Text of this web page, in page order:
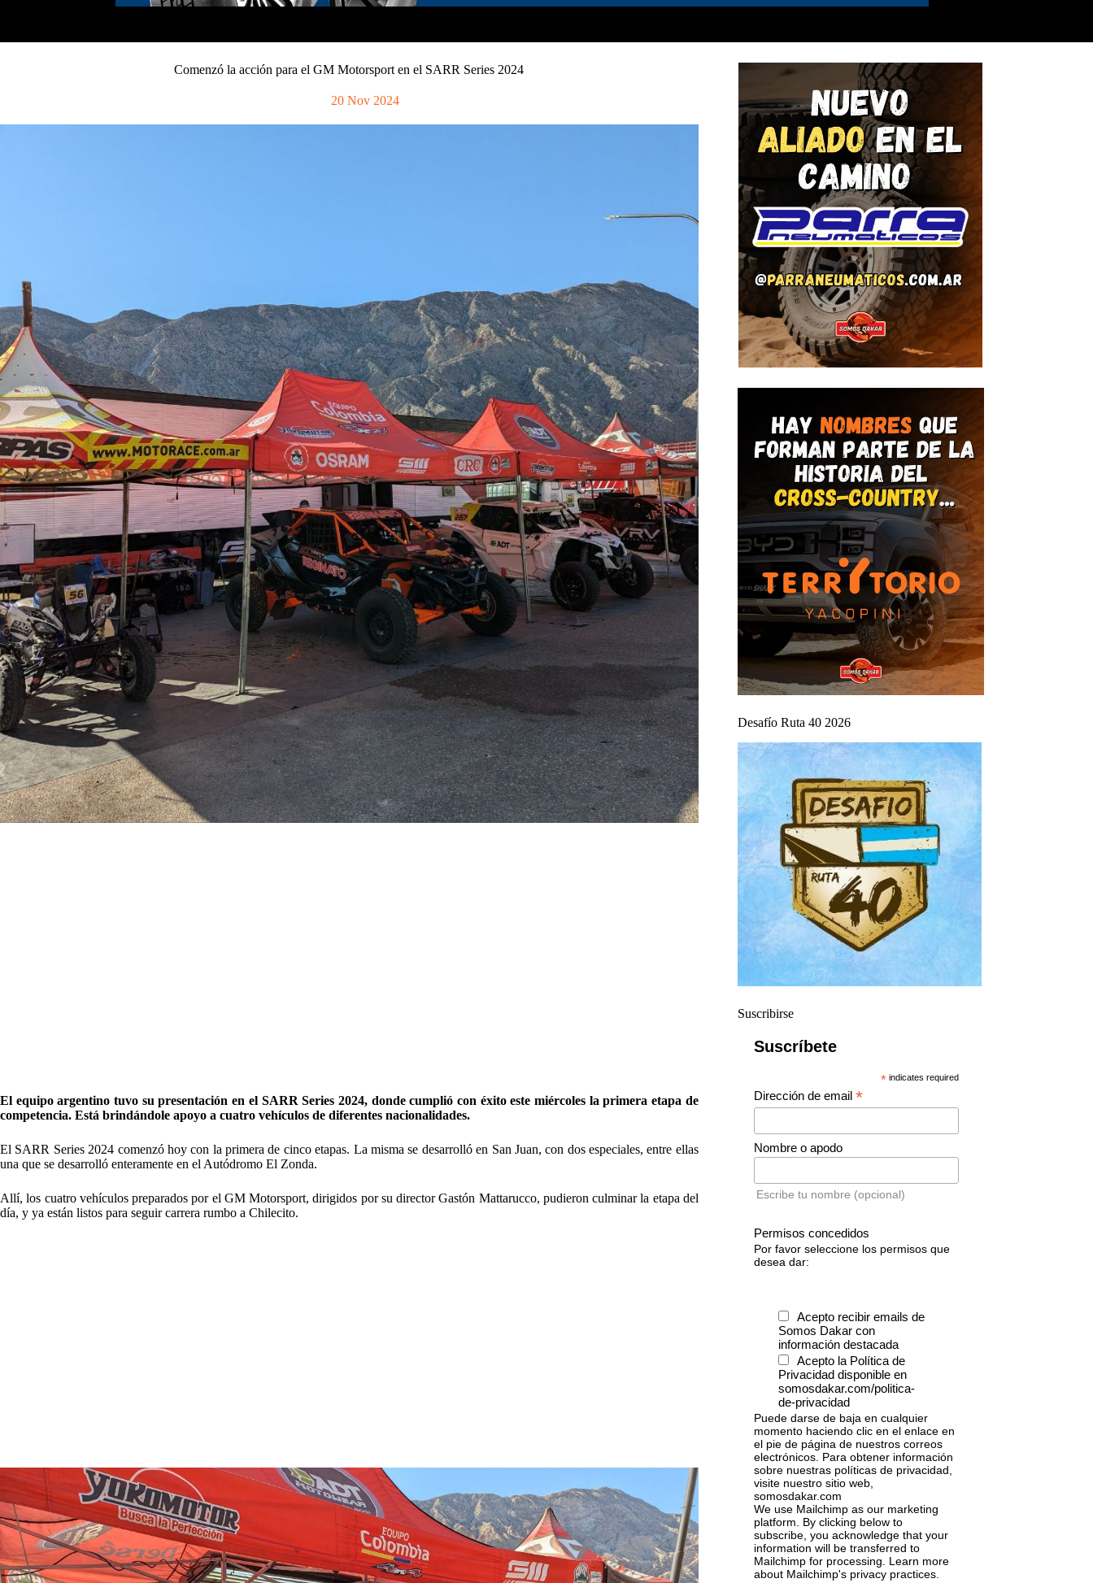
Comenzó la acción para el GM Motorsport en el SARR Series 2024
20 Nov 2024
El equipo argentino tuvo su presentación en el SARR Series 2024, donde cumplió con éxito este miércoles la primera etapa de
competencia. Está brindándole apoyo a cuatro vehículos de diferentes nacionalidades.
El SARR Series 2024 comenzó hoy con la primera de cinco etapas. La misma se desarrolló en San Juan, con dos especiales, entre ellas
una que se desarrolló enteramente en el Autódromo El Zonda.
Allí, los cuatro vehículos preparados por el GM Motorsport, dirigidos por su director Gastón Mattarucco, pudieron culminar la etapa del
día, y ya están listos para seguir carrera rumbo a Chilecito.
Desafío Ruta 40 2026
Suscribirse
Suscríbete
* indicates required
Dirección de email*
Nombre o apodo
Escribe tu nombre (opcional)
Permisos concedidos
Por favor seleccione los permisos que
desea dar:
Acepto recibir emails de
Somos Dakar con
información destacada
Acepto la Política de
Privacidad disponible en
somosdakar.com/politica-
de-privacidad
Puede darse de baja en cualquier
momento haciendo clic en el enlace en
el pie de página de nuestros correos
electrónicos. Para obtener información
sobre nuestras políticas de privacidad,
visite nuestro sitio web,
somosdakar.com
We use Mailchimp as our marketing
platform. By clicking below to
subscribe, you acknowledge that your
information will be transferred to
Mailchimp for processing. Learn more
about Mailchimp's privacy practices.